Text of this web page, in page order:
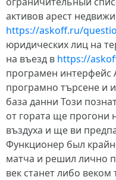
активов арест
https://askoff.ru/
юридических лиц на
на въезд в https://
програмен интерфейс
програмно търсене и
база данни Този
от гората ще прогони
въздуха и ще ви
Функционер был
матча и решил лично
век станет либо